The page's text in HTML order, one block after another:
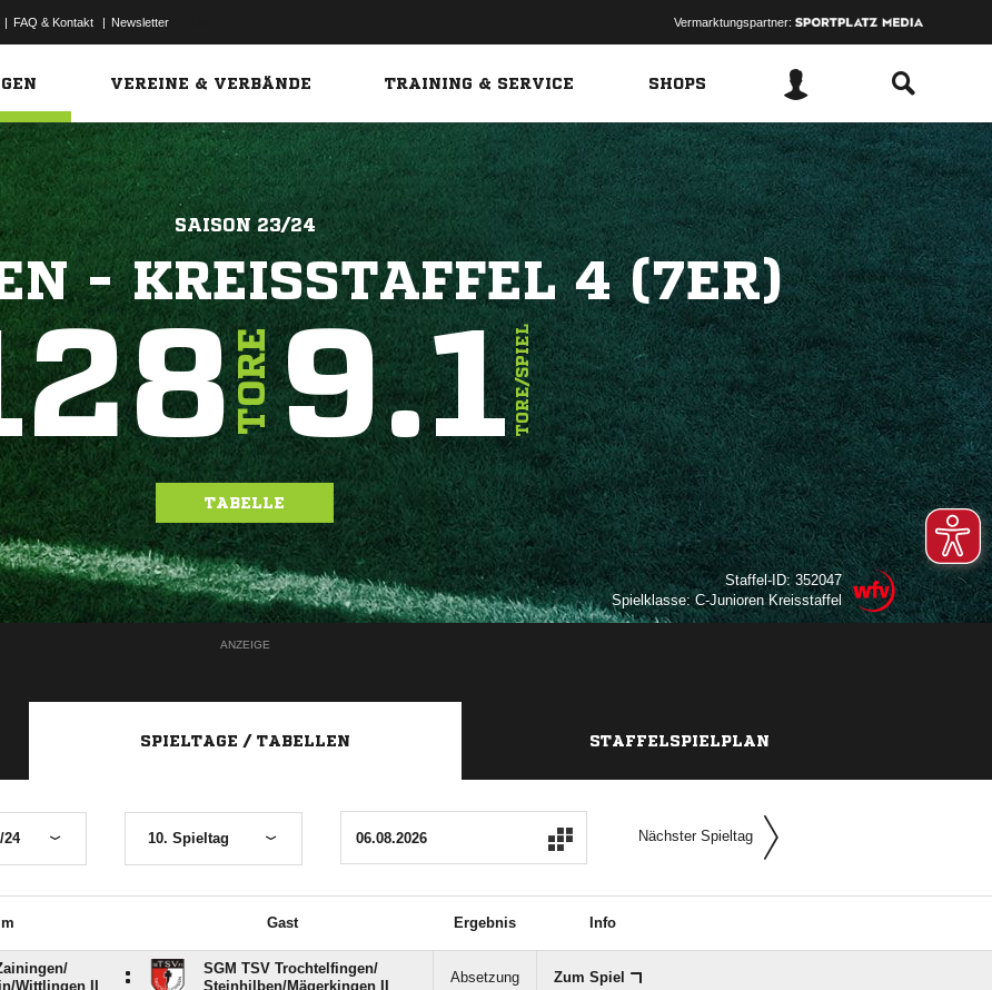
| FAQ & Kontakt | Newsletter Vermarktungspartner:
VEREINE & VERBÄNDE TRAINING & SERVICE SHOPS
SAISON 23/24
- KREISSTAFFEL 4 (7ER)
TORE9.1TORE/SPIEL
TABELLE
Staffel-ID: 352047
Spielklasse: C-Junioren Kreisstaffel
ANZEIGE
SPIELTAGE / TABELLEN STAFFELSPIELPLAN
24 10. Spieltag Nächster Spieltag
Gast Ergebnis Info
​Wittlingen II
:
SGM TSV Trochtelfingen/​
Steinhilben/​Mägerkingen II
Absetzung Zum Spiel